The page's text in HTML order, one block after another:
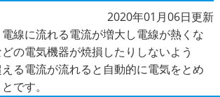
2020年01月06日更新
線に流れる電流が増大し電線が熱くな
の電気機器が焼損したりしないよう
る電流が流れると自動的に電気をとめ
です。